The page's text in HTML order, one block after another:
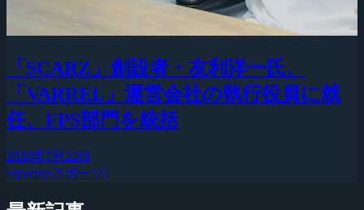
「SCARZ」創設者・友利洋一氏、
「VARREL」運営会社の執行役員に就
任、FPS部門を統括
2026年7月22日
esports(eスポーツ)